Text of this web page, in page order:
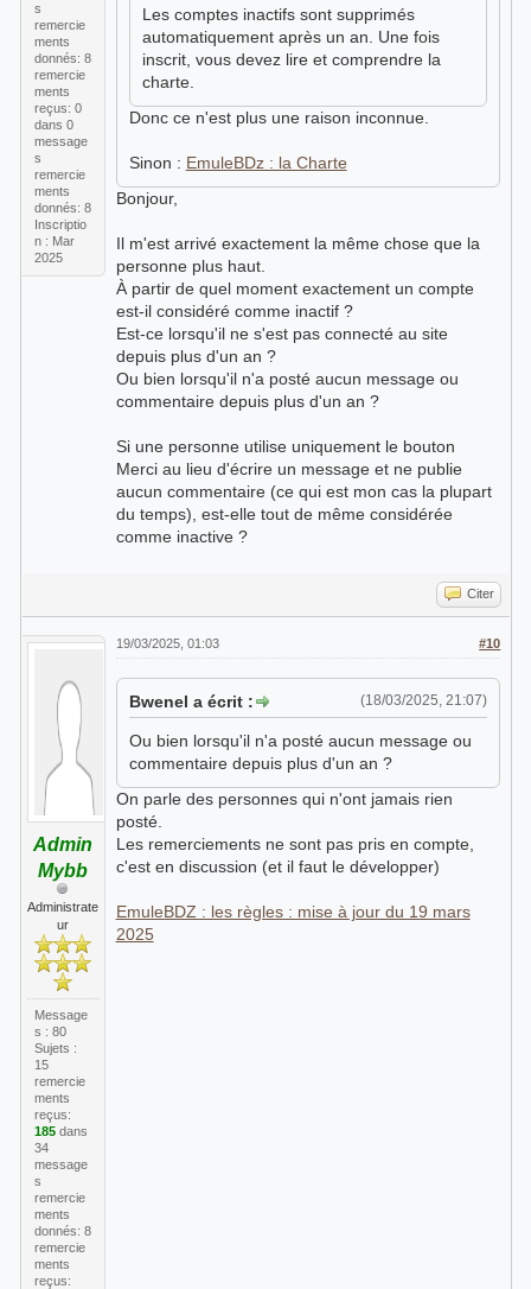
s
remercie
ments
donnés: 8
remercie
ments
reçus: 0
dans 0
message
s
remercie
ments
donnés: 8
Inscriptio
n : Mar
2025
Les comptes inactifs sont supprimés
automatiquement après un an. Une fois
inscrit, vous devez lire et comprendre la
charte.
Donc ce n'est plus une raison inconnue.
Sinon : EmuleBDz : la Charte
Bonjour,
Il m'est arrivé exactement la même chose que la
personne plus haut.
À partir de quel moment exactement un compte
est-il considéré comme inactif ?
Est-ce lorsqu'il ne s'est pas connecté au site
depuis plus d'un an ?
Ou bien lorsqu'il n'a posté aucun message ou
commentaire depuis plus d'un an ?
Si une personne utilise uniquement le bouton
Merci au lieu d'écrire un message et ne publie
aucun commentaire (ce qui est mon cas la plupart
du temps), est-elle tout de même considérée
comme inactive ?
Citer
Admin
Mybb
Administrate
ur
Message
s : 80
Sujets :
15
remercie
ments
reçus:
185dans
34
message
s
remercie
ments
donnés: 8
remercie
ments
reçus:
#10
19/03/2025, 01:03
(18/03/2025, 21:07)
Bwenel a écrit :
Ou bien lorsqu'il n'a posté aucun message ou
commentaire depuis plus d'un an ?
On parle des personnes qui n'ont jamais rien
posté.
Les remerciements ne sont pas pris en compte,
c'est en discussion (et il faut le développer)
EmuleBDZ : les règles : mise à jour du 19 mars
2025